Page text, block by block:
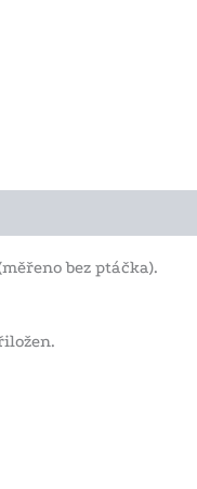
bez ptáčka).